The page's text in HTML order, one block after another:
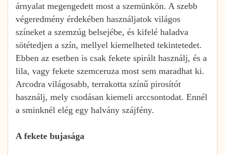
árnyalat megengedett most a szemünkön. A szebb
végeredmény érdekében használjatok világos
színeket a szemzúg belsejébe, és kifelé haladva
sötétedjen a szín, mellyel kiemelheted tekintetedet.
Ebben az esetben is csak fekete spirált használj, és a
lila, vagy fekete szemceruza most sem maradhat ki.
Arcodra világosabb, terrakotta színű pirosítót
használj, mely csodásan kiemeli arccsontodat. Ennél
a sminknél elég egy halvány szájfény.
A fekete bujasága